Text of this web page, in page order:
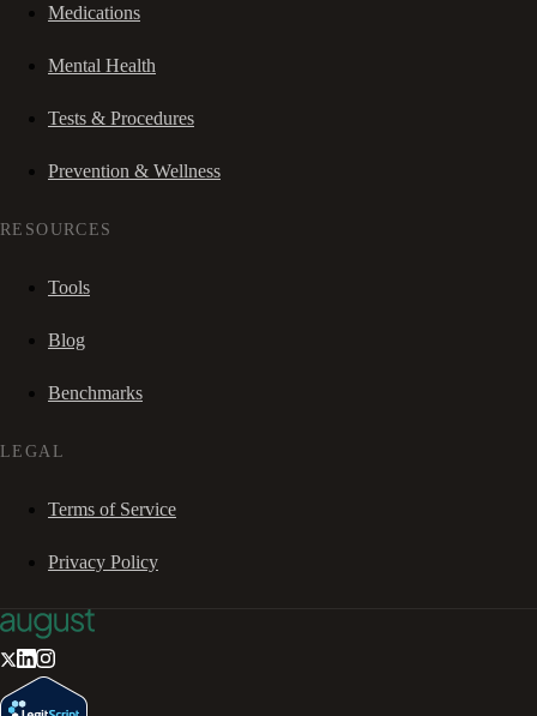
Medications
Mental Health
Tests & Procedures
Prevention & Wellness
RESOURCES
Tools
Blog
Benchmarks
LEGAL
Terms of Service
Privacy Policy